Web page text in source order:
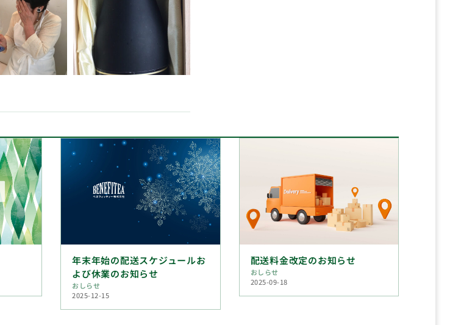
年末年始の配送スケジュールお
よび休業のお知らせ
おしらせ
2025-12-15
配送料金改定のお知らせ
おしらせ
2025-09-18